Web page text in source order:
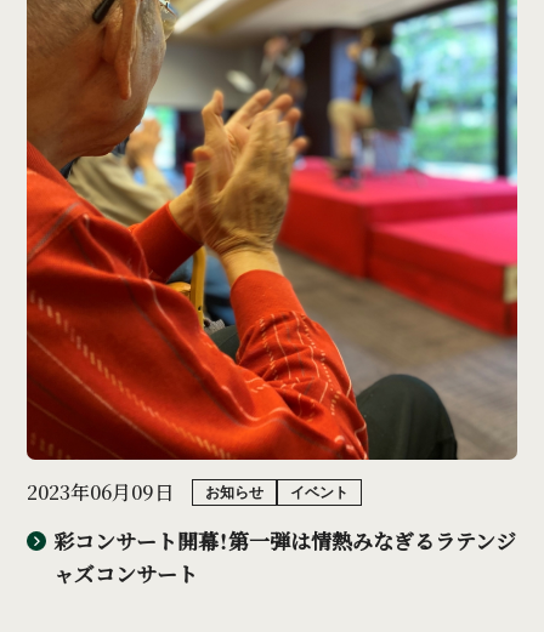
2023年06月09日 お知らせ イベント
彩コンサート開幕！第一弾は情熱みなぎるラテンジ
ャズコンサート